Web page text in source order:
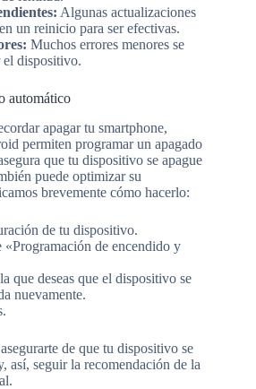
Algunas actualizaciones
un reinicio para ser efectivas.
Muchos errores menores se
dispositivo.
automático
apagar tu smartphone,
permiten programar un apagado
que tu dispositivo se apague
puede optimizar su
brevemente cómo hacerlo:
de tu dispositivo.
«Programación de encendido y
que deseas que el dispositivo se
nuevamente.
de que tu dispositivo se
así, seguir la recomendación de la